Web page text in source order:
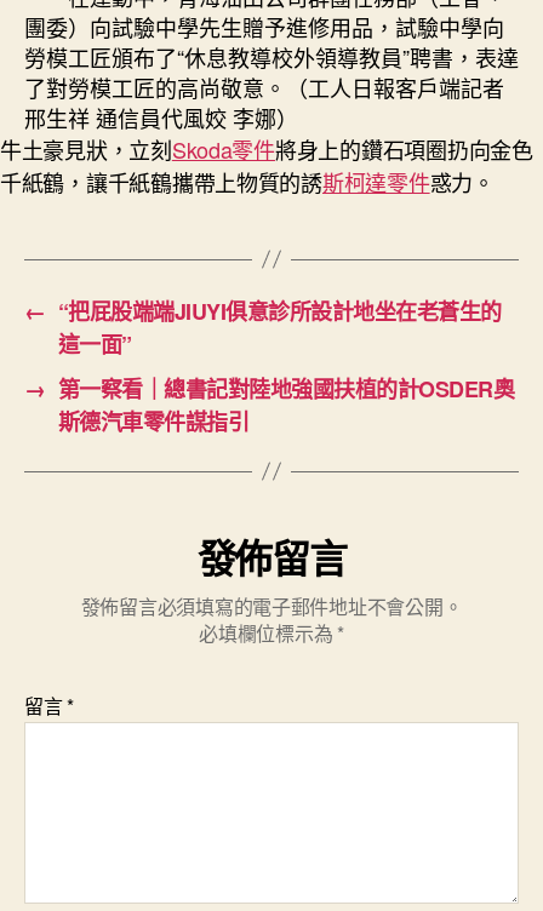
團委）向試驗中學先生贈予進修用品，試驗中學向
勞模工匠頒布了“休息教導校外領導教員”聘書，表達
了對勞模工匠的高尚敬意。（工人日報客戶端記者
邢生祥 通信員代風姣 李娜）
牛土豪見狀，立刻Skoda零件將身上的鑽石項圈扔向金色
千紙鶴，讓千紙鶴攜帶上物質的誘斯柯達零件惑力。
← “把屁股端端JIUYI俱意診所設計地坐在老蒼生的
這一面”
→ 第一察看｜總書記對陸地強國扶植的計OSDER奧
斯德汽車零件謀指引
發佈留言
發佈留言必須填寫的電子郵件地址不會公開。
必填欄位標示為 *
留言*